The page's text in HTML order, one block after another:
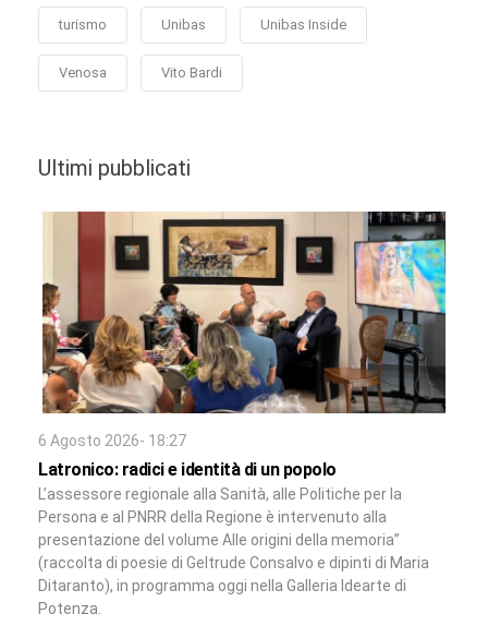
turismo Unibas Unibas Inside
Venosa Vito Bardi
Ultimi pubblicati
6 Agosto 2026- 18:27
Latronico: radici e identità di un popolo
L’assessore regionale alla Sanità, alle Politiche per la
Persona e al PNRR della Regione è intervenuto alla
presentazione del volume Alle origini della memoria”
(raccolta di poesie di Geltrude Consalvo e dipinti di Maria
Ditaranto), in programma oggi nella Galleria Idearte di
Potenza.